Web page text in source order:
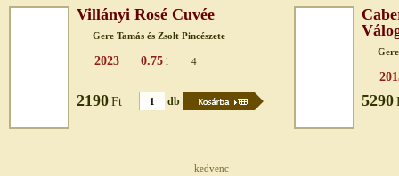
Villányi Rosé Cuvée
Gere Tamás és Zsolt Pincészete
2023 0.75 l 4
2190 Ft db 5290
kedvenc